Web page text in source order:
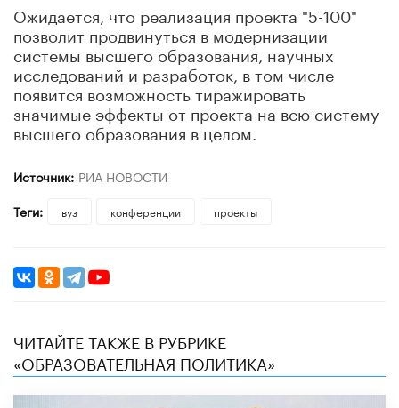
Ожидается, что реализация проекта "5-100"
позволит продвинуться в модернизации
системы высшего образования, научных
исследований и разработок, в том числе
появится возможность тиражировать
значимые эффекты от проекта на всю систему
высшего образования в целом.
Источник: РИА НОВОСТИ
Теги:
вуз конференции проекты
ЧИТАЙТЕ ТАКЖЕ В РУБРИКЕ
«ОБРАЗОВАТЕЛЬНАЯ ПОЛИТИКА»